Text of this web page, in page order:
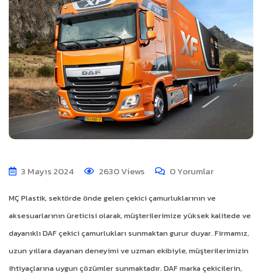
3 Mayıs 2024 2630Views 0Yorumlar
MÇ Plastik, sektörde önde gelen çekici çamurluklarının ve
aksesuarlarının üreticisi olarak, müşterilerimize yüksek kalitede ve
dayanıklı DAF çekici çamurlukları sunmaktan gurur duyar. Firmamız,
uzun yıllara dayanan deneyimi ve uzman ekibiyle, müşterilerimizin
ihtiyaçlarına uygun çözümler sunmaktadır. DAF marka çekicilerin,